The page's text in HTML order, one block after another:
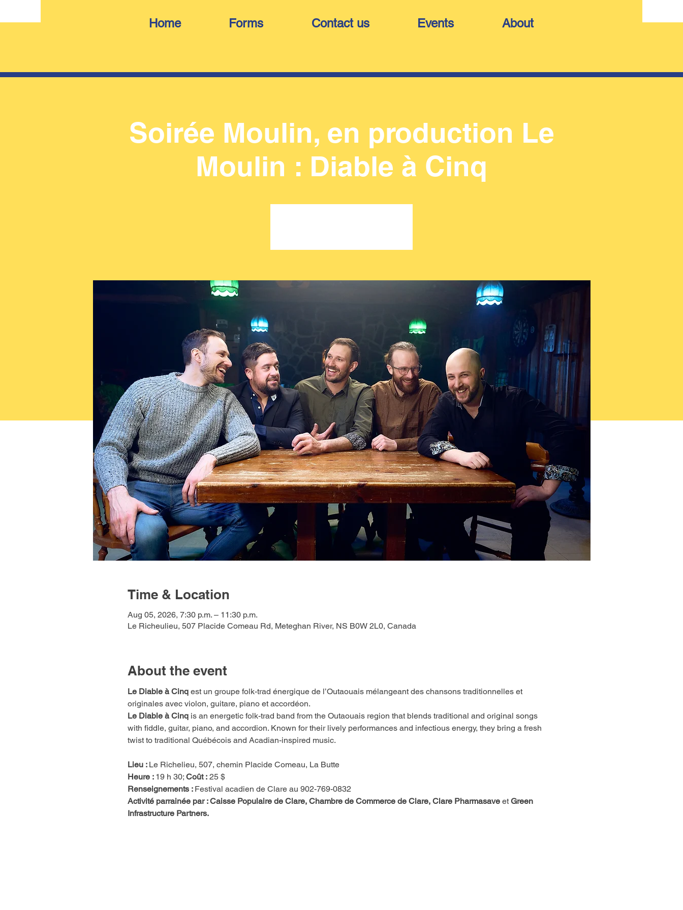
Home Forms Contact us Events About
Soirée Moulin, en production Le
Moulin : Diable à Cinq
Time & Location
Aug 05, 2026, 7:30 p.m. – 11:30 p.m.
Le Richeulieu, 507 Placide Comeau Rd, Meteghan River, NS B0W 2L0, Canada
About the event
Le Diable à Cinq est un groupe folk-trad énergique de l’Outaouais mélangeant des chansons traditionnelles et
originales avec violon, guitare, piano et accordéon.
Le Diable à Cinq is an energetic folk-trad band from the Outaouais region that blends traditional and original songs
with fiddle, guitar, piano, and accordion. Known for their lively performances and infectious energy, they bring a fresh
twist to traditional Québécois and Acadian-inspired music.
Lieu : Le Richelieu, 507, chemin Placide Comeau, La Butte
Heure : 19 h 30; Coût : 25 $
Renseignements : Festival acadien de Clare au 902-769-0832
Activité parrainée par : Caisse Populaire de Clare, Chambre de Commerce de Clare, Clare Pharmasave et Green
Infrastructure Partners.